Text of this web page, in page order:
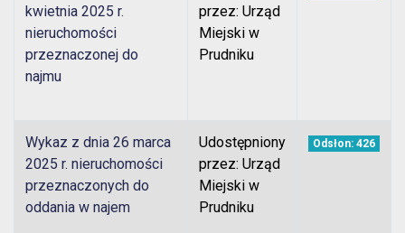
kwietnia 2025 r.
nieruchomości
przeznaczonej do
najmu
przez: Urząd
Miejski w
Prudniku
Wykaz z dnia 26 marca
2025 r. nieruchomości
przeznaczonych do
oddania w najem
Udostępniony
przez: Urząd
Miejski w
Prudniku
Odsłon: 426